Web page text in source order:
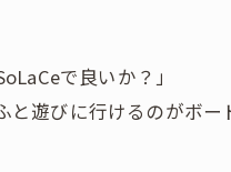
で良いか？」
と遊びに行けるのがボ